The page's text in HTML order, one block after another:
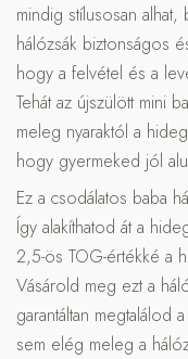
mindig stílusosan
hálózsák biztonságos
hogy a felvétel és a
Tehát az újszülött mini
meleg nyaraktól a
hogy gyermeked jól
Ez a csodálatos baba
Így alakíthatod át a
2,5-ös TOG-értékké a
Vásárold meg ezt a
garantáltan megtalálod
sem elég meleg a